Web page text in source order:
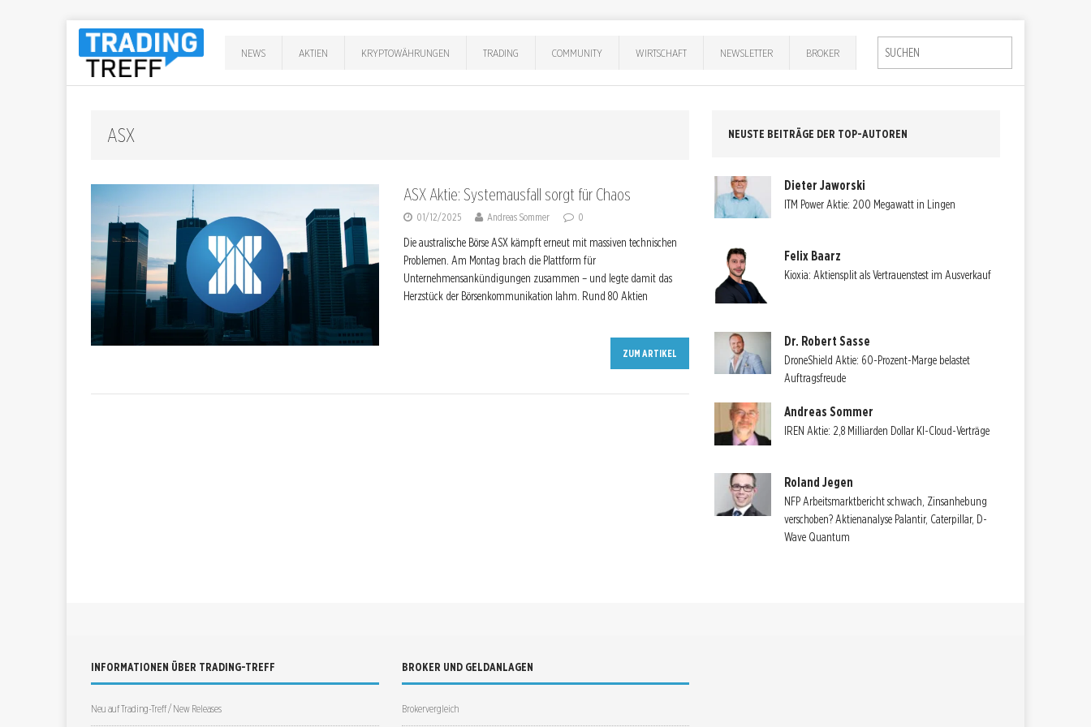
NEWS AKTIEN KRYPTOWÄHRUNGEN TRADING COMMUNITY WIRTSCHAFT NEWSLETTER BROKER
ASX
ASX Aktie: Systemausfall sorgt für Chaos
01/12/2025 Andreas Sommer 0
Die australische Börse ASX kämpft erneut mit massiven technischen
Problemen. Am Montag brach die Plattform für
Unternehmensankündigungen zusammen – und legte damit das
Herzstück der Börsenkommunikation lahm. Rund 80 Aktien
ZUM ARTIKEL
NEUSTE BEITRÄGE DER TOP-AUTOREN
Dieter Jaworski
ITM Power Aktie: 200 Megawatt in Lingen
Felix Baarz
Kioxia: Aktiensplit als Vertrauenstest im Ausverkauf
Dr. Robert Sasse
DroneShield Aktie: 60-Prozent-Marge belastet
Auftragsfreude
Andreas Sommer
IREN Aktie: 2,8 Milliarden Dollar KI-Cloud-Verträge
Roland Jegen
NFP Arbeitsmarktbericht schwach, Zinsanhebung
verschoben? Aktienanalyse Palantir, Caterpillar, D-
Wave Quantum
INFORMATIONEN ÜBER TRADING-TREFF
Neu auf Trading-Treff / New Releases
BROKER UND GELDANLAGEN
Brokervergleich